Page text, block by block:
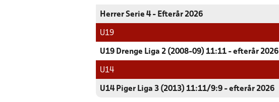
Herrer Serie 4 - Efterår 2026
U19
U19 Drenge Liga 2 (2008-09) 11:11 - efterår 2026
U14
U14 Piger Liga 3 (2013) 11:11/9:9 - efterår 2026